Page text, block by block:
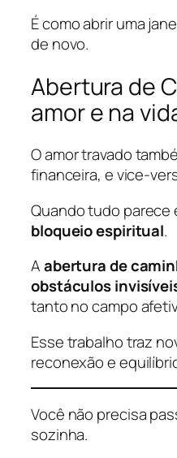
É como abrir uma
de novo.
Abertura de
amor e na
O amor travado
financeira, e vice-
Quando tudo parece
bloqueio espiritual.
Aabertura de
obstáculos
tanto no campo
Esse trabalho traz
reconexão e
Você não precisa
sozinha.